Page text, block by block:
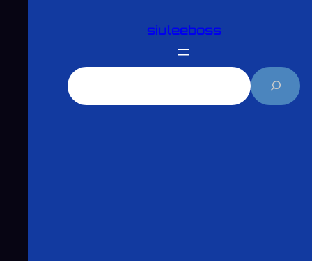
siuleeboss